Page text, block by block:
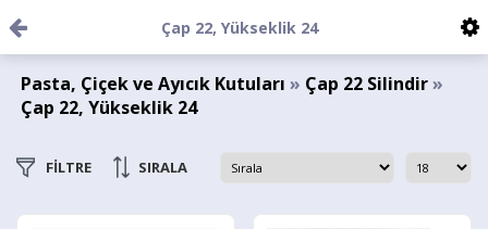
Çap 22, Yükseklik 24
Pasta, Çiçek ve Ayıcık Kutuları » Çap 22 Silindir»
Çap 22, Yükseklik 24
FİLTRE SIRALA